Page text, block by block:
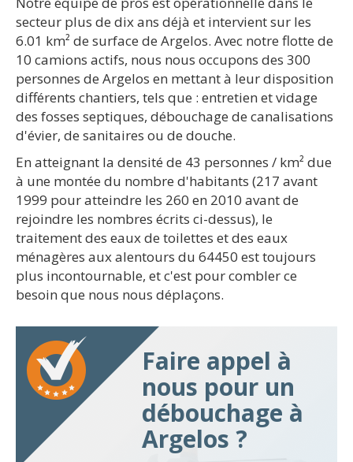
secteur plus de dix ans déjà et intervient sur les
6.01 km² de surface de Argelos. Avec notre flotte de
10 camions actifs, nous nous occupons des 300
personnes de Argelos en mettant à leur disposition
différents chantiers, tels que : entretien et vidage
des fosses septiques, débouchage de canalisations
d'évier, de sanitaires ou de douche.
En atteignant la densité de 43 personnes / km² due
à une montée du nombre d'habitants (217 avant
1999 pour atteindre les 260 en 2010 avant de
rejoindre les nombres écrits ci-dessus), le
traitement des eaux de toilettes et des eaux
ménagères aux alentours du 64450 est toujours
plus incontournable, et c'est pour combler ce
besoin que nous nous déplaçons.
Faire appel à
nous pour un
débouchage à
Argelos ?